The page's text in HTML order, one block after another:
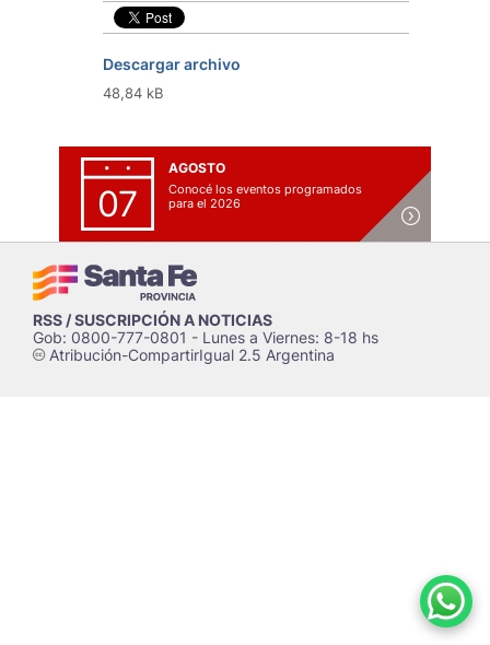
Descargar archivo
48,84 kB
07
AGOSTO
Conocé los eventos programados
para el 2026
RSS / SUSCRIPCIÓN A NOTICIAS
Gob: 0800-777-0801 - Lunes a Viernes: 8-18 hs
cAtribución-CompartirIgual 2.5 Argentina